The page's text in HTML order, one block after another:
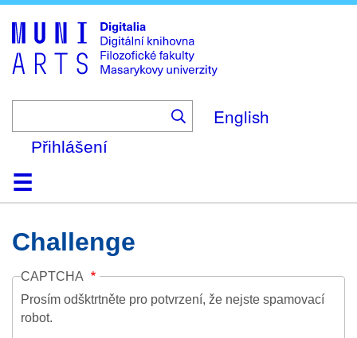
to
main
content
English
Přihlášení
DomůKolekce
Prohlížení
Vyhledávání
O platformě
Nápověda
KontaktDigitalia
Challenge
CAPTCHA
Prosím odšktrtněte pro potvrzení, že nejste spamovací
robot.